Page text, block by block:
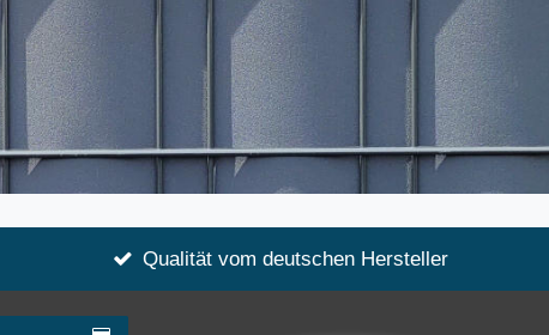
Qualität vom deutschen Hersteller